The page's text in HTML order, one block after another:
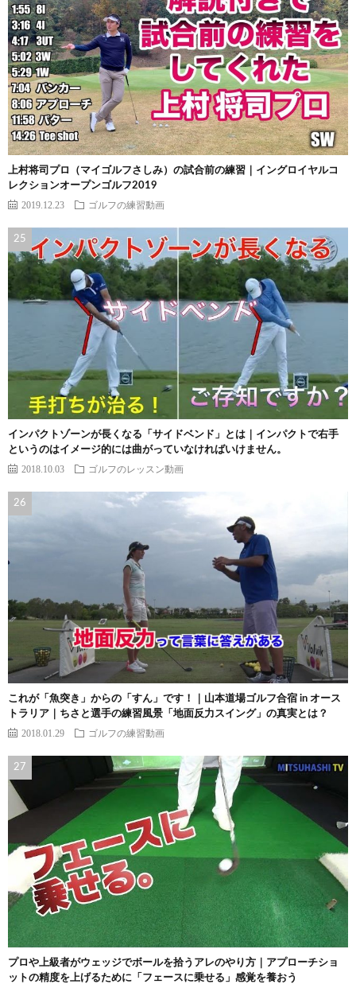
上村将司プロ（マイゴルフさしみ）の試合前の練習｜イングロイヤルコ
レクションオープンゴルフ2019
2019.12.23 ゴルフの練習動画
インパクトゾーンが長くなる「サイドベンド」とは｜インパクトで右手
というのはイメージ的には曲がっていなければいけません。
2018.10.03 ゴルフのレッスン動画
これが「魚突き」からの「すん」です！｜山本道場ゴルフ合宿 in オース
トラリア｜ちさと選手の練習風景「地面反力スイング」の真実とは？
2018.01.29 ゴルフの練習動画
プロや上級者がウェッジでボールを拾うアレのやり方｜アプローチショ
ットの精度を上げるために「フェースに乗せる」感覚を養おう